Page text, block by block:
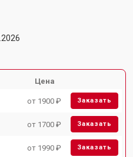
Цена
от 1900 ₽ Заказать
от 1700 ₽ Заказать
от 1990 ₽ Заказать